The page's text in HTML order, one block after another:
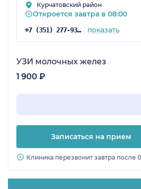
Курчатовский район
Откроется завтра в 08:00
+7 (351) 277-93-69 показать
УЗИ молочных желез
1 900 ₽
Записаться на прием
Клиника перезвонит завтра после